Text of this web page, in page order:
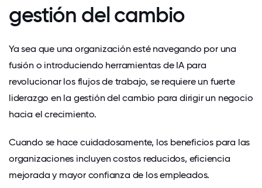
gestión del cambio
Ya sea que una organización esté navegando por una
fusión o introduciendo herramientas de IA para
revolucionar los flujos de trabajo, se requiere un fuerte
liderazgo en la gestión del cambio para dirigir un negocio
hacia el crecimiento.
Cuando se hace cuidadosamente, los beneficios para las
organizaciones incluyen costos reducidos, eficiencia
mejorada y mayor confianza de los empleados.